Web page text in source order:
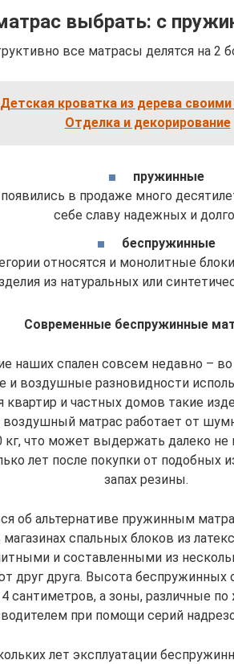
выбрать: с
все матрасы делятся на 2
Детская кроватка из дерева
Отделка и декорирование
пружинные
в продаже много
себе славу надежных и
беспружинные
относятся и монолитные
из натуральных или
Современные беспружинные
наших спален совсем недавно –
и воздушные разновидности
квартир и частных домов такие
воздушный матрас работает от
кг, что может выдержать далеко
лет после покупки от подобных
запах резины.
об альтернативе пружинным
спальных блоков из
и составленными из
друг друга. Высота беспружинных
сантиметров, а зоны, различные
при помощи серий
лет эксплуатации